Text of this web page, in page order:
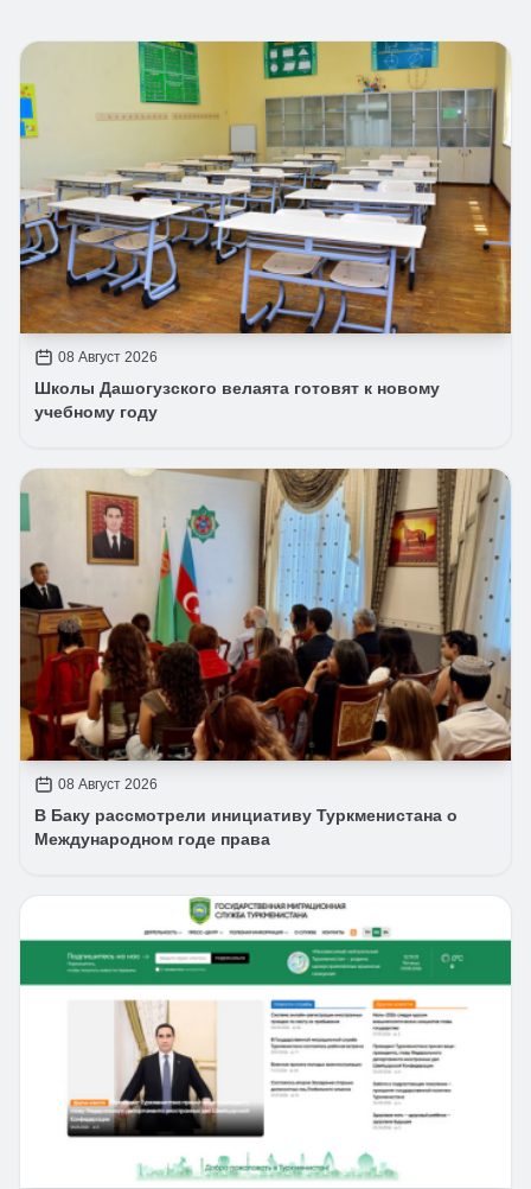
08 Август 2026
Школы Дашогузского велаята готовят к новому
учебному году
08 Август 2026
В Баку рассмотрели инициативу Туркменистана о
Международном годе права